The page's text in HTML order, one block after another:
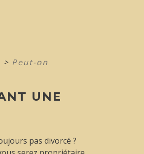
> Peut-on
UNE
pas divorcé ?